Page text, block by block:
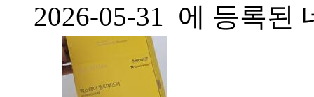
2026-05-31 에 등록된